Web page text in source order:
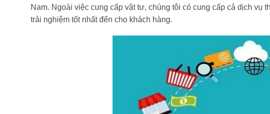
Nam. Ngoài việc cung cấp vật tư, chúng tôi có cung cấp cả dịch vụ
trải nghiệm tốt nhất đến cho khách hàng.